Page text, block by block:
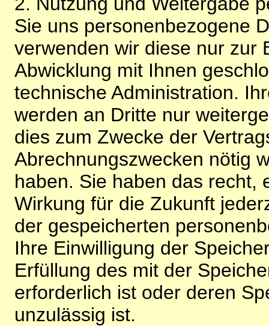
Sie uns personenbezogene
verwenden wir diese nur zur
Abwicklung mit Ihnen
technische Administration.
werden an Dritte nur
dies zum Zwecke der
Abrechnungszwecken nötig
haben. Sie haben das recht,
Wirkung für die Zukunft
der gespeicherten
Ihre Einwilligung der
Erfüllung des mit der
erforderlich ist oder deren
unzulässig ist.